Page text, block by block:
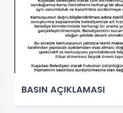
BASIN AÇIKLAMASI